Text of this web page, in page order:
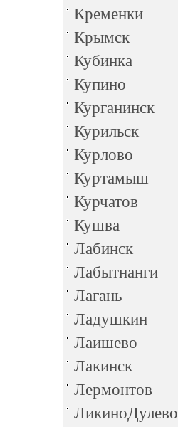
Кременки
Крымск
Кубинка
Купино
Курганинск
Курильск
Курлово
Куртамыш
Курчатов
Кушва
Лабинск
Лабытнанги
Лагань
Ладушкин
Лаишево
Лакинск
Лермонтов
ЛикиноДулево